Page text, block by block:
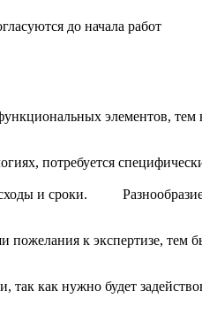
до начала работ
элементов, тем
потребуется
и сроки.
к экспертизе, тем
как нужно будет